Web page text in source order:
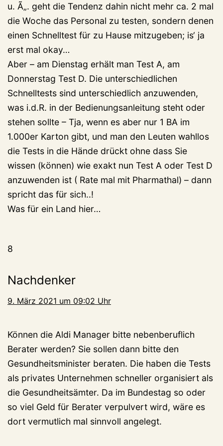
u. Ã„. geht die Tendenz dahin nicht mehr ca. 2 mal
die Woche das Personal zu testen, sondern denen
einen Schnelltest für zu Hause mitzugeben; is‘ ja
erst mal okay…
Aber – am Dienstag erhält man Test A, am
Donnerstag Test D. Die unterschiedlichen
Schnelltests sind unterschiedlich anzuwenden,
was i.d.R. in der Bedienungsanleitung steht oder
stehen sollte – Tja, wenn es aber nur 1 BA im
1.000er Karton gibt, und man den Leuten wahllos
die Tests in die Hände drückt ohne dass Sie
wissen (können) wie exakt nun Test A oder Test D
anzuwenden ist ( Rate mal mit Pharmathal) – dann
spricht das für sich..!
Was für ein Land hier…
8
Nachdenker
9. März 2021 um 09:02 Uhr
Können die Aldi Manager bitte nebenberuflich
Berater werden? Sie sollen dann bitte den
Gesundheitsminister beraten. Die haben die Tests
als privates Unternehmen schneller organisiert als
die Gesundheitsämter. Da im Bundestag so oder
so viel Geld für Berater verpulvert wird, wäre es
dort vermutlich mal sinnvoll angelegt.